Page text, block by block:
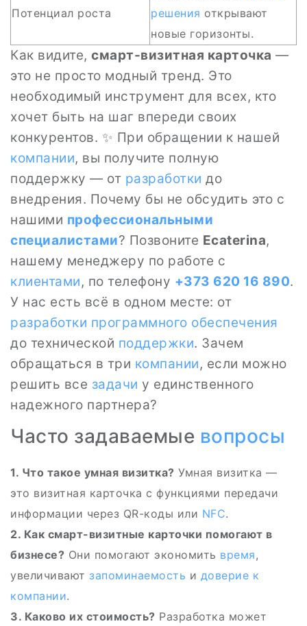
Потенциал роста
решения открывают
новые горизонты.
Как видите, смарт-визитная карточка —
это не просто модный тренд. Это
необходимый инструмент для всех, кто
хочет быть на шаг впереди своих
конкурентов. ✨ При обращении к нашей
компании, вы получите полную
поддержку — от разработки до
внедрения. Почему бы не обсудить это с
нашими профессиональными
специалистами? Позвоните Ecaterina,
нашему менеджеру по работе с
клиентами, по телефону +373 620 16 890.
У нас есть всё в одном месте: от
разработки программного обеспечения
до технической поддержки. Зачем
обращаться в три компании, если можно
решить все задачи у единственного
надежного партнера?
Часто задаваемые вопросы
1. Что такое умная визитка? Умная визитка —
это визитная карточка с функциями передачи
информации через QR-коды или NFC.
2. Как смарт-визитные карточки помогают в
бизнесе? Они помогают экономить время,
увеличивают запоминаемость и доверие к
компании.
3. Каково их стоимость? Разработка может